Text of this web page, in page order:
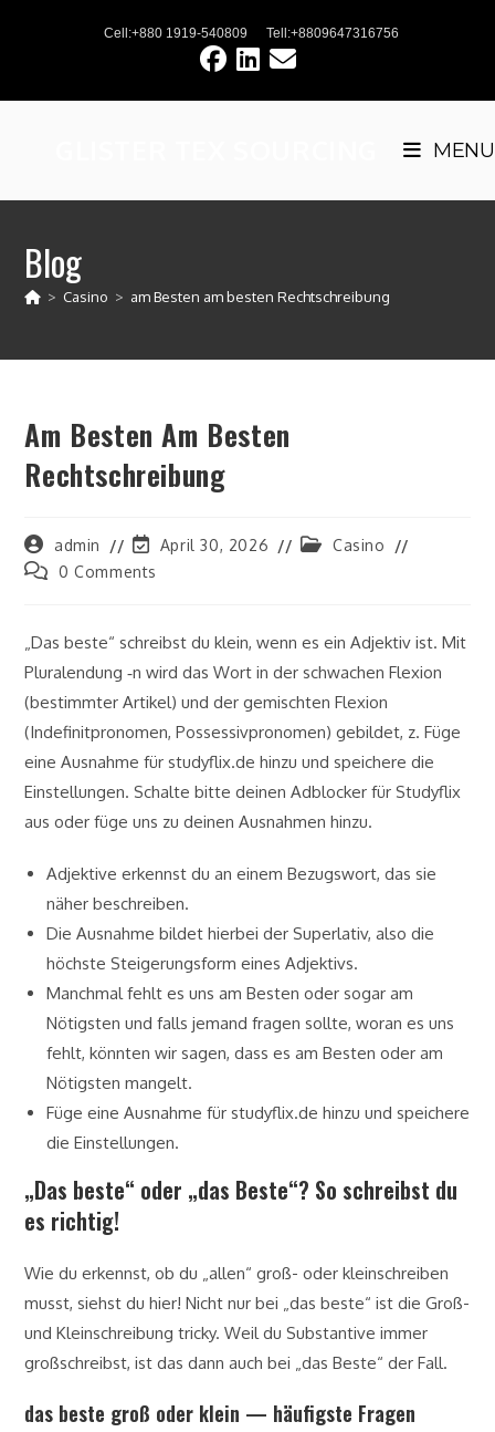
Cell:+880 1919-540809 Tell:+8809647316756
MENU
Blog
> Casino > am Besten am besten Rechtschreibung
Am Besten Am Besten
Rechtschreibung
Post
author:
admin
Post
last
April 30, 2026
PostCasino
Post0 Comments
„Das beste“ schreibst du klein, wenn es ein Adjektiv ist. Mit
Pluralendung ‑n wird das Wort in der schwachen Flexion
(bestimmter Artikel) und der gemischten Flexion
(Indefinitpronomen, Possessivpronomen) gebildet, z. Füge
eine Ausnahme für studyflix.de hinzu und speichere die
Einstellungen. Schalte bitte deinen Adblocker für Studyflix
aus oder füge uns zu deinen Ausnahmen hinzu.
Adjektive erkennst du an einem Bezugswort, das sie
näher beschreiben.
Die Ausnahme bildet hierbei der Superlativ, also die
höchste Steigerungsform eines Adjektivs.
Manchmal fehlt es uns am Besten oder sogar am
Nötigsten und falls jemand fragen sollte, woran es uns
fehlt, könnten wir sagen, dass es am Besten oder am
Nötigsten mangelt.
Füge eine Ausnahme für studyflix.de hinzu und speichere
die Einstellungen.
„Das beste“ oder „das Beste“? So schreibst du
es richtig!
Wie du erkennst, ob du „allen“ groß- oder kleinschreiben
musst, siehst du hier! Nicht nur bei „das beste“ ist die Groß-
und Kleinschreibung tricky. Weil du Substantive immer
großschreibst, ist das dann auch bei „das Beste“ der Fall.
das beste groß oder klein — häufigste Fragen